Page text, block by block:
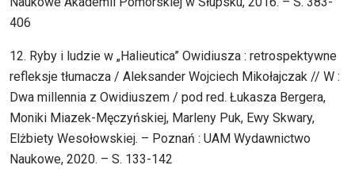
406
12. Ryby i ludzie w „Halieutica” Owidiusza : retrospektywne
refleksje tłumacza / Aleksander Wojciech Mikołajczak // W :
Dwa millennia z Owidiuszem / pod red. Łukasza Bergera,
Moniki Miazek-Męczyńskiej, Marleny Puk, Ewy Skwary,
Elżbiety Wesołowskiej. – Poznań : UAM Wydawnictwo
Naukowe, 2020. – S. 133-142